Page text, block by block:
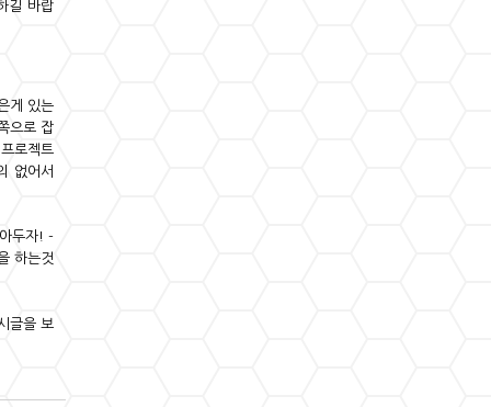
길 바랍
게 있는
으로 잡
로젝트
없어서
두자! -
하는것
글을 보